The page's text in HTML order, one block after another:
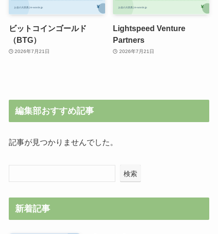
ビットコインゴールド
（BTG）
2026年7月21日
Lightspeed Venture
Partners
2026年7月21日
編集部おすすめ記事
記事が見つかりませんでした。
検索
新着記事